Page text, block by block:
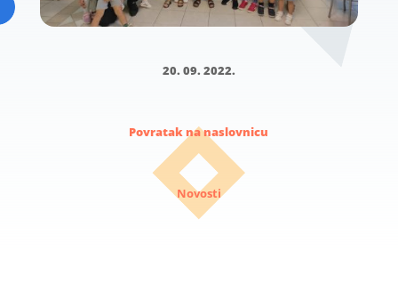
20. 09. 2022.
Povratak na naslovnicu
Novosti